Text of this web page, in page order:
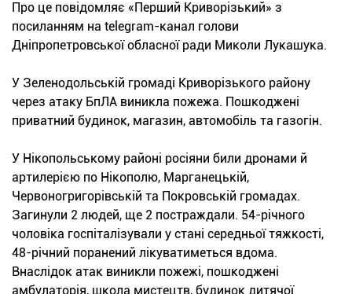
Про це повідомляє «Перший Криворізький» з
посиланням на telegram-канал голови
Дніпропетровської обласної ради Миколи Лукашука.
У Зеленодольській громаді Криворізького району
через атаку БпЛА виникла пожежа. Пошкоджені
приватний будинок, магазин, автомобіль та газогін.
У Нікопольському районі росіяни били дронами й
артилерією по Нікополю, Марганецькій,
Червоногригорівській та Покровській громадах.
Загинули 2 людей, ще 2 постраждали. 54-річного
чоловіка госпіталізували у стані середньої тяжкості,
48-річний поранений лікуватиметься вдома.
Внаслідок атак виникли пожежі, пошкоджені
амбулаторія, школа мистецтв, будинок дитячої